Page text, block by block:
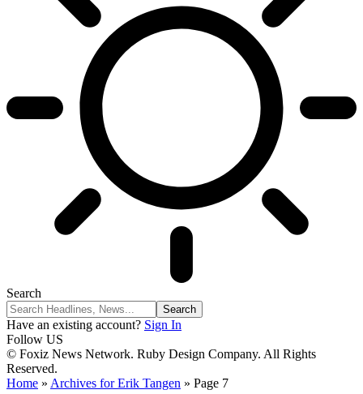
Search
Have an existing account? Sign In
Follow US
© Foxiz News Network. Ruby Design Company. All Rights
Reserved.
Home » Archives for Erik Tangen » Page 7